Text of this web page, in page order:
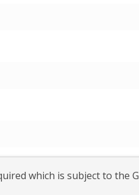
which is subject to the